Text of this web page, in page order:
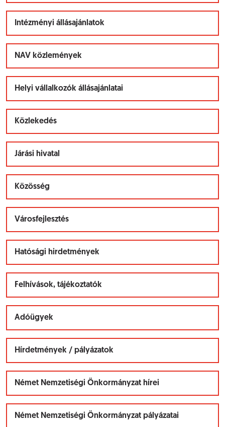
Intézményi állásajánlatok
NAV közlemények
Helyi vállalkozók állásajánlatai
Közlekedés
Járási hivatal
Közösség
Városfejlesztés
Hatósági hirdetmények
Felhívások, tájékoztatók
Adóügyek
Hírdetmények / pályázatok
Német Nemzetiségi Önkormányzat hírei
Német Nemzetiségi Önkormányzat pályázatai